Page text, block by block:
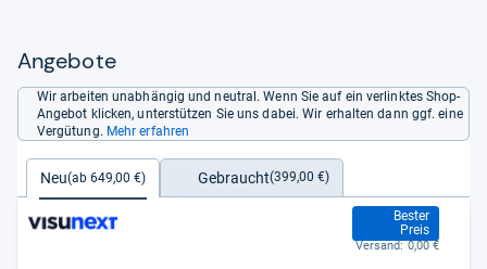
Angebote
Wir arbeiten unabhängig und neutral. Wenn Sie auf ein verlinktes Shop-
Angebot klicken, unterstützen Sie uns dabei. Wir erhalten dann ggf. eine
Vergütung. Mehr erfahren
Neu(ab 649,00 €) Gebraucht(399,00 €)
Bester
Preis
649,00 €
Versand: 0,00 €